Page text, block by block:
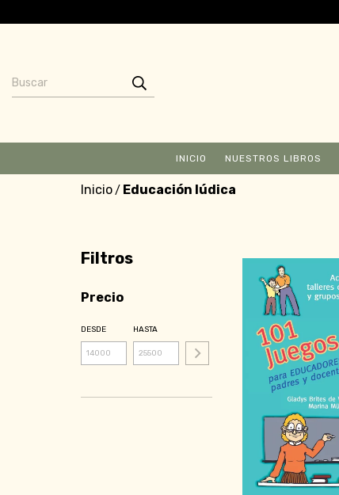
INICIO NUESTROS LIBROS
Inicio/ Educación lúdica
Filtros
Precio
DESDE HASTA